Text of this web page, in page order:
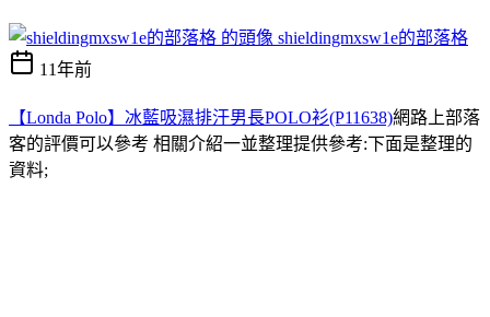
shieldingmxsw1e的部落格
11年前
【Londa Polo】冰藍吸濕排汗男長POLO衫(P11638)網路上部落
客的評價可以參考 相關介紹一並整理提供參考:下面是整理的
資料;